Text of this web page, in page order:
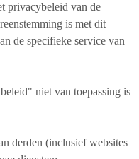
privacybeleid van de
is met dit
de specifieke service van
niet van toepassing is
derden (inclusief websites